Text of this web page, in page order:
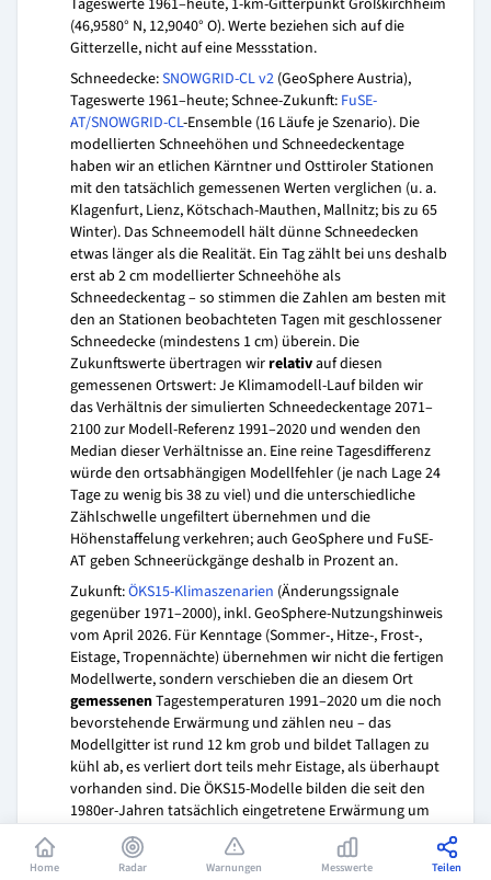
Tageswerte 1961–heute, 1-km-Gitterpunkt Großkirchheim
(46,9580° N, 12,9040° O). Werte beziehen sich auf die
Gitterzelle, nicht auf eine Messstation.
Schneedecke:SNOWGRID-CL v2 (GeoSphere Austria),
Tageswerte 1961–heute; Schnee-Zukunft: FuSE-
AT/SNOWGRID-CL-Ensemble (16 Läufe je Szenario). Die
modellierten Schneehöhen und Schneedeckentage
haben wir an etlichen Kärntner und Osttiroler Stationen
mit den tatsächlich gemessenen Werten verglichen (u. a.
Klagenfurt, Lienz, Kötschach-Mauthen, Mallnitz; bis zu 65
Winter). Das Schneemodell hält dünne Schneedecken
etwas länger als die Realität. Ein Tag zählt bei uns deshalb
erst ab 2 cm modellierter Schneehöhe als
Schneedeckentag – so stimmen die Zahlen am besten mit
den an Stationen beobachteten Tagen mit geschlossener
Schneedecke (mindestens 1 cm) überein. Die
Zukunftswerte übertragen wirrelativauf diesen
gemessenen Ortswert: Je Klimamodell-Lauf bilden wir
das Verhältnis der simulierten Schneedeckentage 2071–
2100 zur Modell-Referenz 1991–2020 und wenden den
Median dieser Verhältnisse an. Eine reine Tagesdifferenz
würde den ortsabhängigen Modellfehler (je nach Lage 24
Tage zu wenig bis 38 zu viel) und die unterschiedliche
Zählschwelle ungefiltert übernehmen und die
Höhenstaffelung verkehren; auch GeoSphere und FuSE-
AT geben Schneerückgänge deshalb in Prozent an.
Zukunft:ÖKS15-Klimaszenarien (Änderungssignale
gegenüber 1971–2000), inkl. GeoSphere-Nutzungshinweis
vom April 2026. Für Kenntage (Sommer-, Hitze-, Frost-,
Eistage, Tropennächte) übernehmen wir nicht die fertigen
Modellwerte, sondern verschieben die an diesem Ort
gemessenenTagestemperaturen 1991–2020 um die noch
bevorstehende Erwärmung und zählen neu – das
Modellgitter ist rund 12 km grob und bildet Tallagen zu
kühl ab, es verliert dort teils mehr Eistage, als überhaupt
vorhanden sind. Die ÖKS15-Modelle bilden die seit den
1980er-Jahren tatsächlich eingetretene Erwärmung um
rund ein Grad zu schwach ab – das hat GeoSphere im
April 2026 selbst festgehalten und rät seither von der
Home Radar Warnungen Messwerte Teilen